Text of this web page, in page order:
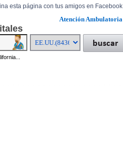
Atención Ambulatoria
esta página con tus amigos en Facebook